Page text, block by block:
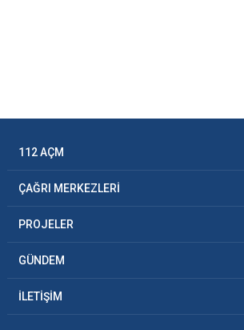
112 AÇM
ÇAĞRI MERKEZLERİ
PROJELER
GÜNDEM
İLETİŞİM